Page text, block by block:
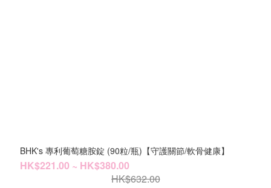
BHK's 專利葡萄糖胺錠 (90粒/瓶)【守護關節/軟骨健康】
HK$221.00 ~ HK$380.00
HK$632.00